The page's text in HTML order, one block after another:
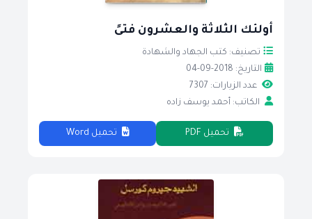
أولئك الثلاثة والعشرون فتىً
تصنيف: كتب الجهاد والشهادة
التاريخ: 2018-09-04
عدد الزيارات: 7307
الكاتب: أحمد يوسف زاده
تحميل PDF تحميل Word